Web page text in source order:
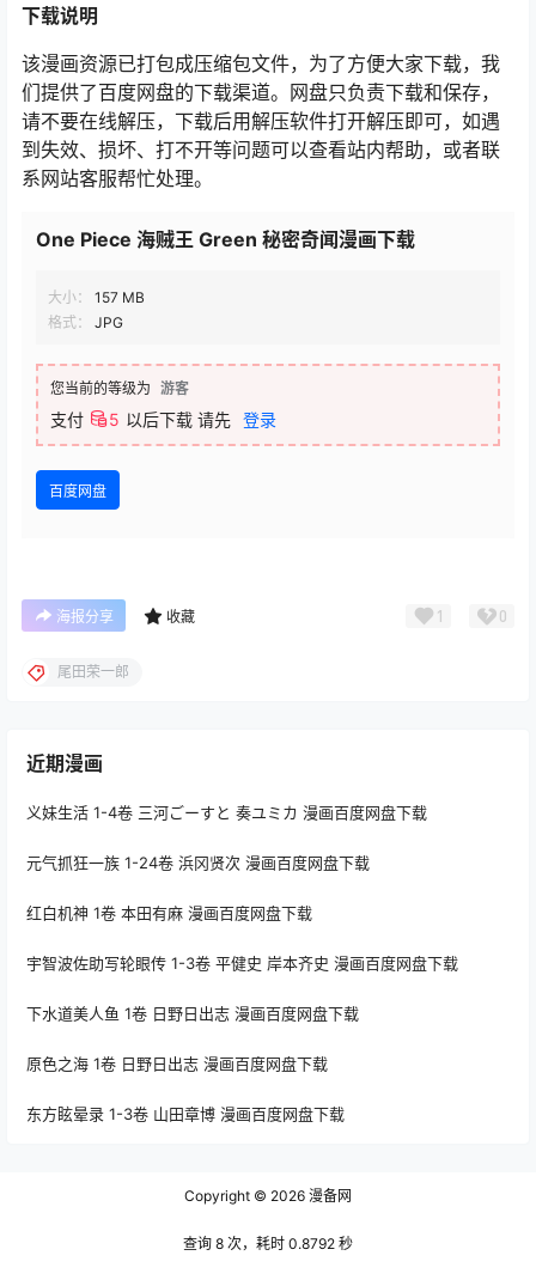
下载说明
该漫画资源已打包成压缩包文件，为了方便大家下载，我
们提供了百度网盘的下载渠道。网盘只负责下载和保存，
请不要在线解压，下载后用解压软件打开解压即可，如遇
到失效、损坏、打不开等问题可以查看站内帮助，或者联
系网站客服帮忙处理。
One Piece 海贼王 Green 秘密奇闻漫画下载
大小：
157 MB
格式：
JPG
您当前的等级为 游客
支付 5 以后下载 请先 登录
百度网盘
海报分享 收藏 1 0
尾田荣一郎
近期漫画
义妹生活 1-4卷 三河ごーすと 奏ユミカ 漫画百度网盘下载
元气抓狂一族 1-24卷 浜冈贤次 漫画百度网盘下载
红白机神 1卷 本田有麻 漫画百度网盘下载
宇智波佐助写轮眼传 1-3卷 平健史 岸本齐史 漫画百度网盘下载
下水道美人鱼 1卷 日野日出志 漫画百度网盘下载
原色之海 1卷 日野日出志 漫画百度网盘下载
东方眩晕录 1-3卷 山田章博 漫画百度网盘下载
Copyright © 2026 漫备网
查询 8 次，耗时 0.8792 秒